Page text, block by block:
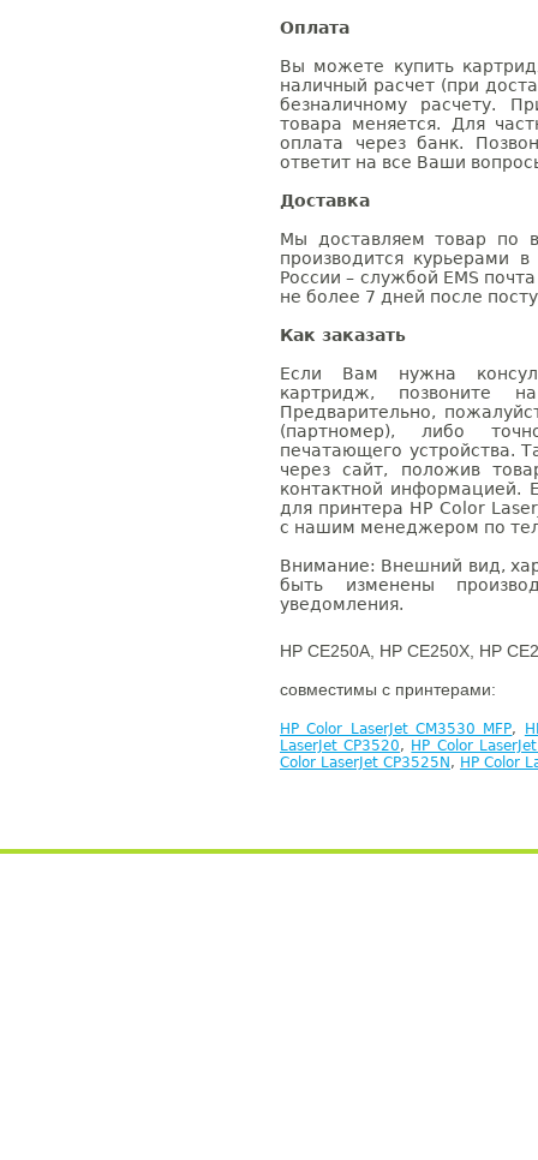
Оплата
Вы можете купить
наличный расчет (при
безналичному расчету.
товара меняется. Для
оплата через банк.
ответит на все Ваши
Доставка
Мы доставляем товар по
производится курьерами
России – службой EMS
не более 7 дней после
Как заказать
Если Вам нужна
картридж, позвоните
Предварительно,
(партномер), либо
печатающего устройства.
через сайт, положив
контактной информацией.
для принтера HP Color
с нашим менеджером по
Внимание: Внешний вид,
быть изменены
уведомления.
HP CE250A, HP CE250X, HP
совместимы с принтерами:
HP Color LaserJet CM3530 MFP,
LaserJet CP3520, HP Color
Color LaserJet CP3525N , HP Color